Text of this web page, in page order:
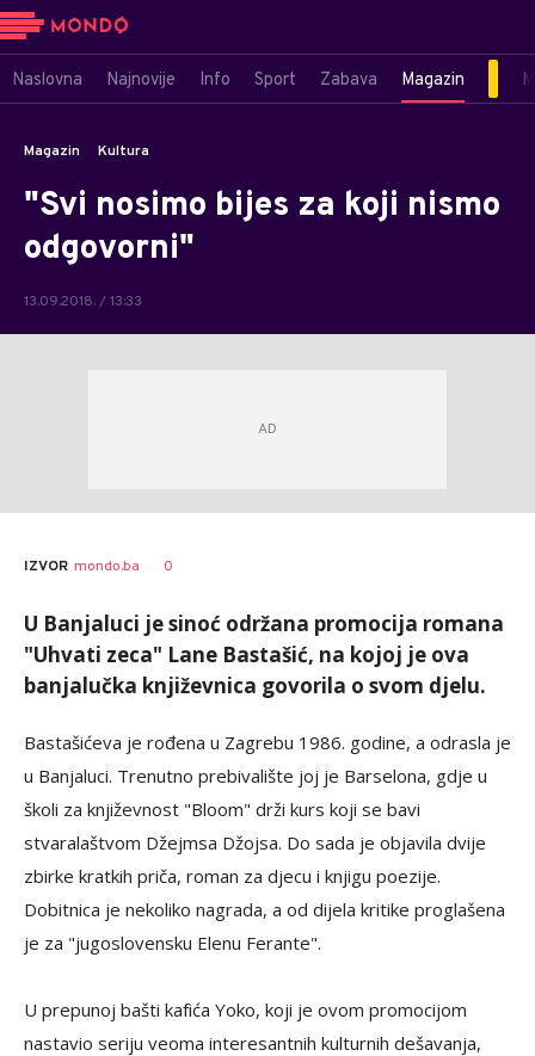
Naslovna Najnovije Info Sport Zabava Magazin
Magazin Kultura
"Svi nosimo bijes za koji nismo
odgovorni"
13.09.2018. / 13:33
AUTOR Stanić
IZVOR mondo.ba 0
U Banjaluci je sinoć održana promocija romana
"Uhvati zeca" Lane Bastašić, na kojoj je ova
banjalučka književnica govorila o svom djelu.
Bastašićeva je rođena u Zagrebu 1986. godine, a odrasla je
u Banjaluci. Trenutno prebivalište joj je Barselona, gdje u
školi za književnost "Bloom" drži kurs koji se bavi
stvaralaštvom Džejmsa Džojsa. Do sada je objavila dvije
zbirke kratkih priča, roman za djecu i knjigu poezije.
Dobitnica je nekoliko nagrada, a od dijela kritike proglašena
je za "jugoslovensku Elenu Ferante".
U prepunoj bašti kafića Yoko, koji je ovom promocijom
nastavio seriju veoma interesantnih kulturnih dešavanja,